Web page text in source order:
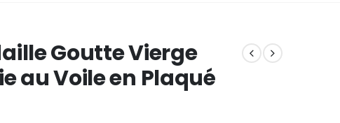
Goutte Vierge
au Voile en Plaqué